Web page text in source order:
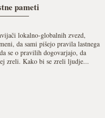
pameti
lokalno-globalnih zvezd,
da sami pišejo pravila lastnega
se o pravilih dogovarjajo, da
zreli. Kako bi se zreli ljudje...